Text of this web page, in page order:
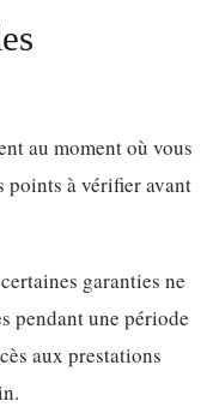
au moment où vous
points à vérifier avant
garanties ne
pendant une période
aux prestations